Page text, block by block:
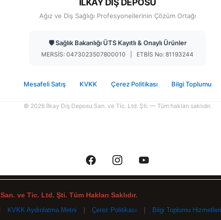
Ağız ve Diş Sağlığı Profesyonellerinin Çözüm Ortağı
🛡️ Sağlık Bakanlığı ÜTS Kayıtlı & Onaylı Ürünler
MERSİS: 0473023507800010 | ETBİS No: 81193244
Mesafeli Satış KVKK Çerez Politikası Bilgi Toplumu
© 2026 İlkay Diş Deposu San. ve Tic. Ltd. Şti. — Tüm hakları saklıdır.
ve Tic. Ltd. Şti. Tüm Hakları Saklıdır.
KVKK Aydınlatma Metni | Çerez Politikası | Bilgi Toplumu Hizmetleri